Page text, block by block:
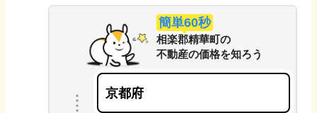
簡単60秒
相楽郡精華町の
不動産の価格を知ろう